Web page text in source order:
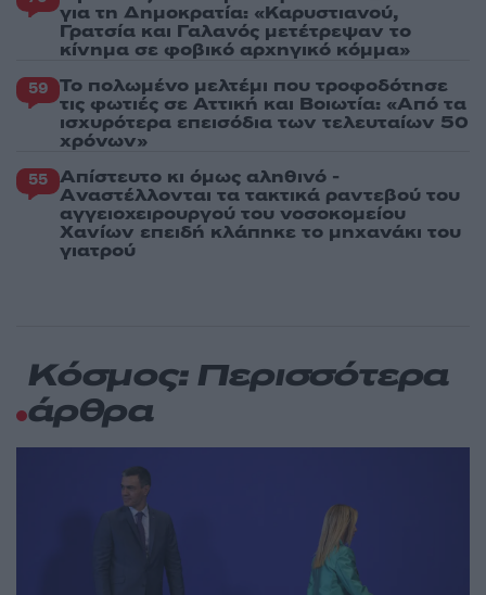
για τη Δημοκρατία: «Καρυστιανού,
Γρατσία και Γαλανός μετέτρεψαν το
κίνημα σε φοβικό αρχηγικό κόμμα»
59 Το πολωμένο μελτέμι που τροφοδότησε
τις φωτιές σε Αττική και Βοιωτία: «Από τα
ισχυρότερα επεισόδια των τελευταίων 50
χρόνων»
55 Απίστευτο κι όμως αληθινό -
Aναστέλλονται τα τακτικά ραντεβού του
αγγειοχειρουργού του νοσοκομείου
Χανίων επειδή κλάπηκε το μηχανάκι του
γιατρού
Κόσμος: Περισσότερα
άρθρα